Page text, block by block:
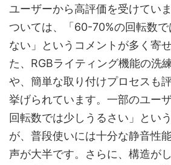
ユーザーから高評価を受けてい
ついては、「60-70%の回転数で
ない」というコメントが多く寄
た、RGBライティング機能の洗
や、簡単な取り付けプロセスも
挙げられています。一部のユー
回転数では少しうるさい」とい
が、普段使いには十分な静音性
声が大半です。さらに、構造が